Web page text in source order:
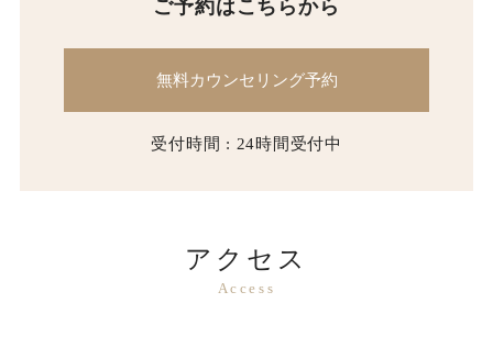
ご予約はこちらから
無料カウンセリング予約
受付時間 : 24時間受付中
アクセス
Access